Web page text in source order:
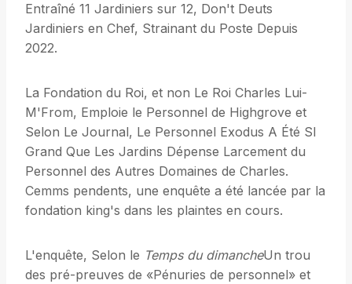
Entraîné 11 Jardiniers sur 12, Don't Deuts
Jardiniers en Chef, Strainant du Poste Depuis
2022.
La Fondation du Roi, et non Le Roi Charles Lui-
M'From, Emploie le Personnel de Highgrove et
Selon Le Journal, Le Personnel Exodus A Été SI
Grand Que Les Jardins Dépense Larcement du
Personnel des Autres Domaines de Charles.
Cemms pendents, une enquête a été lancée par la
fondation king's dans les plaintes en cours.
L'enquête, Selon le Temps du dimancheUn trou
des pré-preuves de «Pénuries de personnel» et